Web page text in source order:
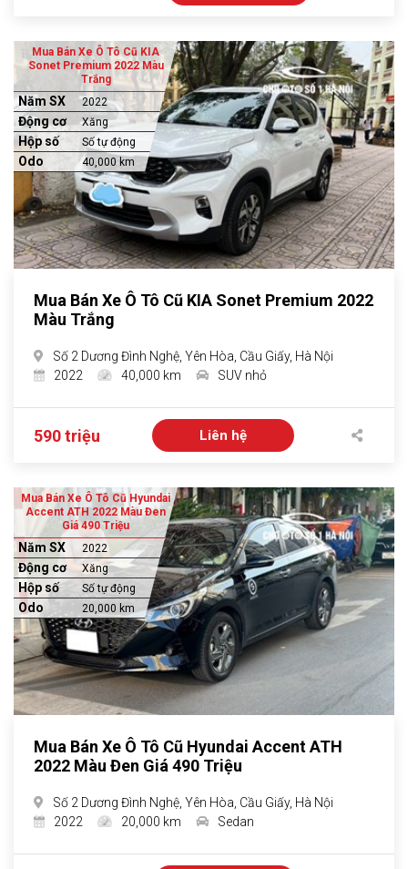
Mua Bán Xe Ô Tô Cũ KIA
Sonet Premium 2022 Màu
Trắng
Năm SX 2022
Động cơ Xăng
Hộp số Số tự động
Odo 40,000 km
Mua Bán Xe Ô Tô Cũ KIA Sonet Premium 2022
Màu Trắng
Số 2 Dương Đình Nghệ, Yên Hòa, Cầu Giấy, Hà Nội
2022
40,000 km SUV nhỏ
590 triệu Liên hệ
Mua Bán Xe Ô Tô Cũ Hyundai
Accent ATH 2022 Màu Đen
Giá 490 Triệu
Năm SX 2022
Động cơ Xăng
Hộp số Số tự động
Odo 20,000 km
Mua Bán Xe Ô Tô Cũ Hyundai Accent ATH
2022 Màu Đen Giá 490 Triệu
Số 2 Dương Đình Nghệ, Yên Hòa, Cầu Giấy, Hà Nội
2022
20,000 km Sedan